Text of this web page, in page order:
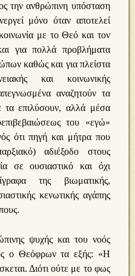
την ανθρώπινη υπόσταση
μόνο όταν αποτελεί
με το Θεό και τον
για πολλά προβλήματα
καθώς και για πλείστα
και κοινωνικής
αναζητούν τα
τα επιλύσουν, αλλά μέσα
του «εγώ»
ότι πηγή και μήτρα που
αδιέξοδο στους
σε ουσιαστικό και όχι
της βιωματικής,
κενωτικής αγάπης
ψυχής και του νοός
ο Θεόφρων τα εξής: «Η
Διότι ούτε με το φως